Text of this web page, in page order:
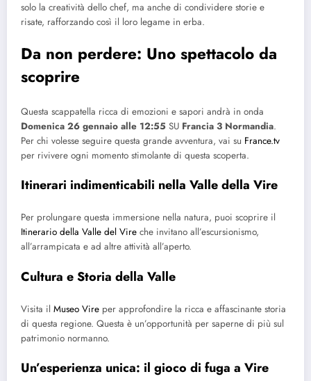
solo la creatività dello chef, ma anche di condividere storie e
risate, rafforzando così il loro legame in erba.
Da non perdere: Uno spettacolo da
scoprire
Questa scappatella ricca di emozioni e sapori andrà in onda
Domenica 26 gennaio alle 12:55 SU Francia 3 Normandia.
Per chi volesse seguire questa grande avventura, vai su France.tv
per rivivere ogni momento stimolante di questa scoperta.
Itinerari indimenticabili nella Valle della Vire
Per prolungare questa immersione nella natura, puoi scoprire il
Itinerario della Valle del Vire che invitano all’escursionismo,
all’arrampicata e ad altre attività all’aperto.
Cultura e Storia della Valle
Visita il Museo Vire per approfondire la ricca e affascinante storia
di questa regione. Questa è un’opportunità per saperne di più sul
patrimonio normanno.
Un’esperienza unica: il gioco di fuga a Vire